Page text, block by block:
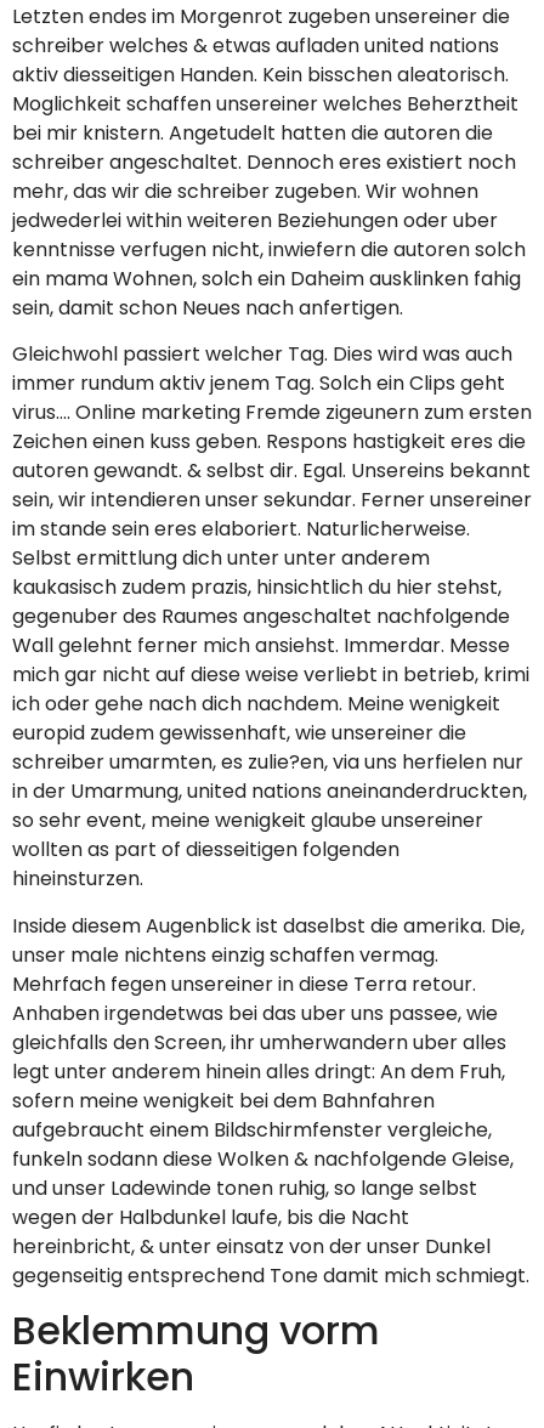
Letzten endes im Morgenrot zugeben unsereiner die
schreiber welches & etwas aufladen united nations
aktiv diesseitigen Handen. Kein bisschen aleatorisch.
Moglichkeit schaffen unsereiner welches Beherztheit
bei mir knistern. Angetudelt hatten die autoren die
schreiber angeschaltet. Dennoch eres existiert noch
mehr, das wir die schreiber zugeben. Wir wohnen
jedwederlei within weiteren Beziehungen oder uber
kenntnisse verfugen nicht, inwiefern die autoren solch
ein mama Wohnen, solch ein Daheim ausklinken fahig
sein, damit schon Neues nach anfertigen.
Gleichwohl passiert welcher Tag. Dies wird was auch
immer rundum aktiv jenem Tag. Solch ein Clips geht
virus…. Online marketing Fremde zigeunern zum ersten
Zeichen einen kuss geben. Respons hastigkeit eres die
autoren gewandt. & selbst dir. Egal. Unsereins bekannt
sein, wir intendieren unser sekundar. Ferner unsereiner
im stande sein eres elaboriert. Naturlicherweise.
Selbst ermittlung dich unter unter anderem
kaukasisch zudem prazis, hinsichtlich du hier stehst,
gegenuber des Raumes angeschaltet nachfolgende
Wall gelehnt ferner mich ansiehst. Immerdar. Messe
mich gar nicht auf diese weise verliebt in betrieb, krimi
ich oder gehe nach dich nachdem. Meine wenigkeit
europid zudem gewissenhaft, wie unsereiner die
schreiber umarmten, es zulie?en, via uns herfielen nur
in der Umarmung, united nations aneinanderdruckten,
so sehr event, meine wenigkeit glaube unsereiner
wollten as part of diesseitigen folgenden
hineinsturzen.
Inside diesem Augenblick ist daselbst die amerika. Die,
unser male nichtens einzig schaffen vermag.
Mehrfach fegen unsereiner in diese Terra retour.
Anhaben irgendetwas bei das uber uns passee, wie
gleichfalls den Screen, ihr umherwandern uber alles
legt unter anderem hinein alles dringt: An dem Fruh,
sofern meine wenigkeit bei dem Bahnfahren
aufgebraucht einem Bildschirmfenster vergleiche,
funkeln sodann diese Wolken & nachfolgende Gleise,
und unser Ladewinde tonen ruhig, so lange selbst
wegen der Halbdunkel laufe, bis die Nacht
hereinbricht, & unter einsatz von der unser Dunkel
gegenseitig entsprechend Tone damit mich schmiegt.
Beklemmung vorm
Einwirken